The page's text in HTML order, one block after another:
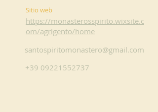
Sitio web
https://monasterosspirito.wixsite.c
om/agrigento/home
santospiritomonastero@gmail.com
+39 09221552737